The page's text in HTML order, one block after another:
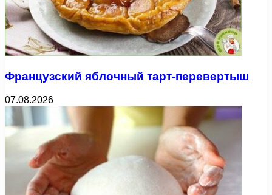
Французский яблочный тарт-перевертыш
07.08.2026